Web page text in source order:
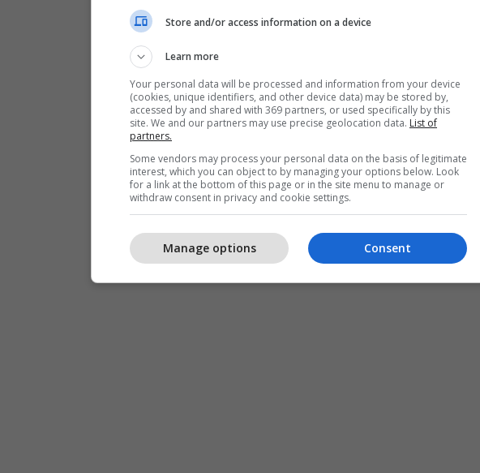
Store and/or access information on a device
Learn more
Your personal data will be processed and information from your device
(cookies, unique identifiers, and other device data) may be stored by,
accessed by and shared with 369 partners, or used specifically by this
site. We and our partners may use precise geolocation data. List of
partners.
Some vendors may process your personal data on the basis of legitimate
interest, which you can object to by managing your options below. Look
for a link at the bottom of this page or in the site menu to manage or
withdraw consent in privacy and cookie settings.
Consent
Manage options